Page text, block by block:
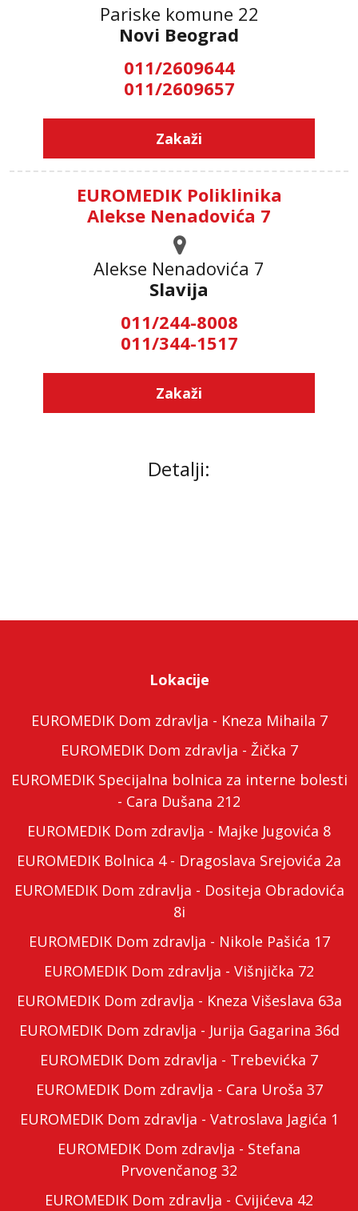
Pariske komune 22
Novi Beograd
011/2609644
011/2609657
Zakaži
EUROMEDIK Poliklinika
Alekse Nenadovića 7
Alekse Nenadovića 7
Slavija
011/244-8008
011/344-1517
Zakaži
Detalji:
Lokacije
EUROMEDIK Dom zdravlja - Kneza Mihaila 7
EUROMEDIK Dom zdravlja - Žička 7
EUROMEDIK Specijalna bolnica za interne bolesti
- Cara Dušana 212
EUROMEDIK Dom zdravlja - Majke Jugovića 8
EUROMEDIK Bolnica 4 - Dragoslava Srejovića 2a
EUROMEDIK Dom zdravlja - Dositeja Obradovića
8i
EUROMEDIK Dom zdravlja - Nikole Pašića 17
EUROMEDIK Dom zdravlja - Višnjička 72
EUROMEDIK Dom zdravlja - Kneza Višeslava 63a
EUROMEDIK Dom zdravlja - Jurija Gagarina 36d
EUROMEDIK Dom zdravlja - Trebevićka 7
EUROMEDIK Dom zdravlja - Cara Uroša 37
EUROMEDIK Dom zdravlja - Vatroslava Jagića 1
EUROMEDIK Dom zdravlja - Stefana
Prvovenčanog 32
EUROMEDIK Dom zdravlja - Cvijićeva 42